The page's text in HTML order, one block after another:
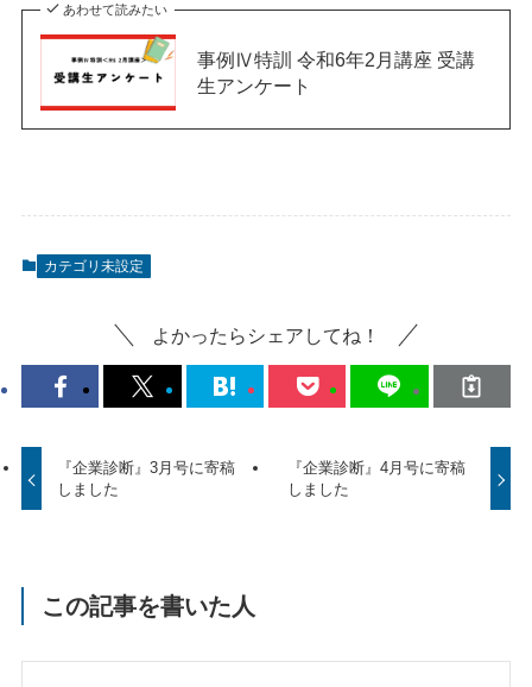
あわせて読みたい
事例Ⅳ特訓 令和6年2月講座 受講
生アンケート
カテゴリ未設定
よかったらシェアしてね！
『企業診断』3月号に寄稿
しました
『企業診断』4月号に寄稿
しました
この記事を書いた人